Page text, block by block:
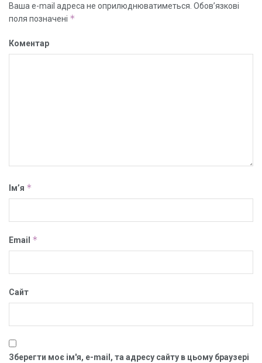
Ваша e-mail адреса не оприлюднюватиметься. Обов’язкові
поля позначені *
Коментар
Ім’я *
Email *
Сайт
Зберегти моє ім'я, e-mail, та адресу сайту в цьому браузері